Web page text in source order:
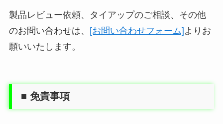
製品レビュー依頼、タイアップのご相談、その他
のお問い合わせは、 [お問い合わせフォーム]よりお
願いいたします。
■ 免責事項